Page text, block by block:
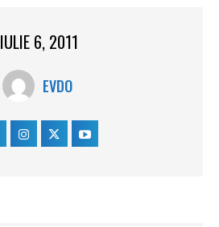
IULIE 6, 2011
EVDO